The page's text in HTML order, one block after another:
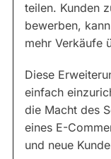
teilen. Kunden
bewerben,
mehr Verkäufe
Diese
einfach
die Macht des
eines E-
und neue